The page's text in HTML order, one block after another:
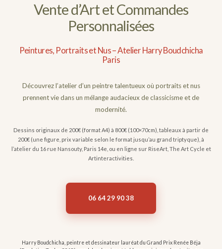
Vente d’Art et Commandes
Personnalisées
Peintures, Portraits et Nus – Atelier Harry Boudchicha
Paris
Découvrez l’atelier d’un peintre talentueux où portraits et nus
prennent vie dans un mélange audacieux de classicisme et de
modernité.
Dessins originaux de 200€ (format A4) à 800€ (100×70cm), tableaux à partir de
200€ (une figure, prix variable selon le format jusqu’au grand triptyque), à
l’atelier du 16 rue Nansouty, Paris 14e, ou en ligne sur RiseArt, The Art Cycle et
Artinteractivities.
06 64 29 90 38
Harry Boudchicha, peintre et dessinateur lauréat du Grand Prix Renée Béja